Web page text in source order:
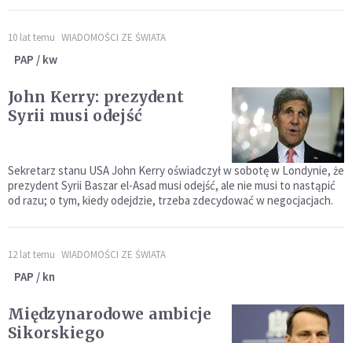
10 lat temu WIADOMOŚCI ZE ŚWIATA
PAP / kw
John Kerry: prezydent
Syrii musi odejść
Sekretarz stanu USA John Kerry oświadczył w sobotę w Londynie, że
prezydent Syrii Baszar el-Asad musi odejść, ale nie musi to nastąpić
od razu; o tym, kiedy odejdzie, trzeba zdecydować w negocjacjach.
12 lat temu WIADOMOŚCI ZE ŚWIATA
PAP / kn
Międzynarodowe ambicje
Sikorskiego